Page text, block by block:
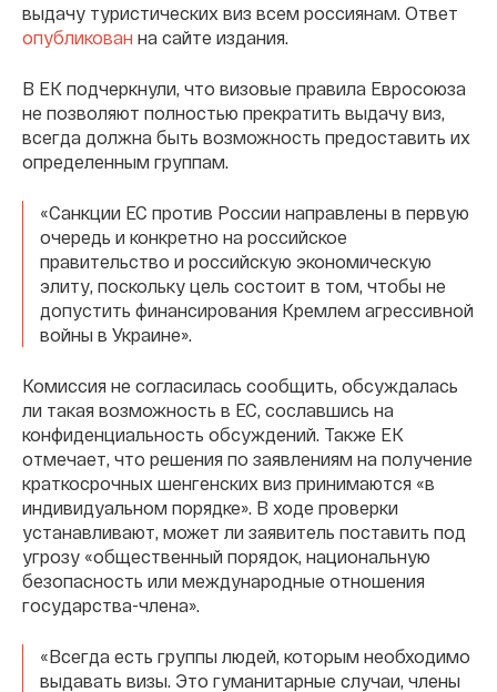
выдачу туристических виз всем россиянам. Ответ
опубликован на сайте издания.
В ЕК подчеркнули, что визовые правила Евросоюза
не позволяют полностью прекратить выдачу виз,
всегда должна быть возможность предоставить их
определенным группам.
«Санкции ЕС против России направлены в первую
очередь и конкретно на российское
правительство и российскую экономическую
элиту, поскольку цель состоит в том, чтобы не
допустить финансирования Кремлем агрессивной
войны в Украине».
Комиссия не согласилась сообщить, обсуждалась
ли такая возможность в ЕС, сославшись на
конфиденциальность обсуждений. Также ЕК
отмечает, что решения по заявлениям на получение
краткосрочных шенгенских виз принимаются «в
индивидуальном порядке». В ходе проверки
устанавливают, может ли заявитель поставить под
угрозу «общественный порядок, национальную
безопасность или международные отношения
государства-члена».
«Всегда есть группы людей, которым необходимо
выдавать визы. Это гуманитарные случаи, члены